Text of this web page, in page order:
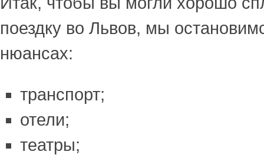
поездку во Львов, мы
нюансах:
транспорт;
отели;
театры;